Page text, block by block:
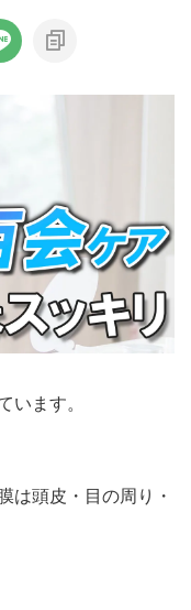
います。
は頭皮・目の周り・